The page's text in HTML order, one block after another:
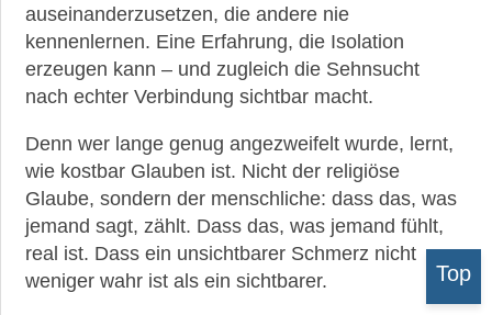
auseinanderzusetzen, die andere nie
kennenlernen. Eine Erfahrung, die Isolation
erzeugen kann – und zugleich die Sehnsucht
nach echter Verbindung sichtbar macht.
Denn wer lange genug angezweifelt wurde, lernt,
wie kostbar Glauben ist. Nicht der religiöse
Glaube, sondern der menschliche: dass das, was
jemand sagt, zählt. Dass das, was jemand fühlt,
real ist. Dass ein unsichtbarer Schmerz nicht
weniger wahr ist als ein sichtbarer.
Top